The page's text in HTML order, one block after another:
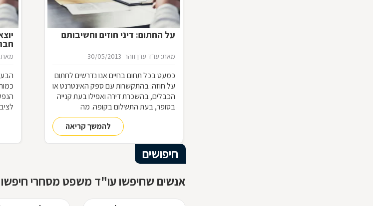
על החתום: דיני חוזים וחשיבותם
מאת: עו"ד ערן זוהר 30/05/2013
כמעט בכל תחום בחיים אנו נדרשים לחתום
על חוזה: בהתקשרות עם ספק האינטרנט או
הכבלים, בהשכרת דירה ואפילו בעת קנייה
בסופר, בעת התשלום בקופה. מה
המשמעות של היותנו צד בחוזה, מתי ניתן
להפר אותו והאם כל הסכם מחייב אותנו
להמשך קריאה
מאת:
חיפושים
אנשים שחיפשו עו"ד משפט מסחרי